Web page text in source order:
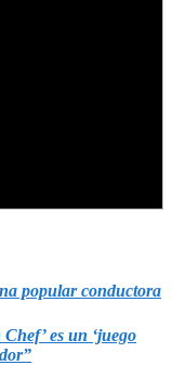
popular conductora
es un ‘juego